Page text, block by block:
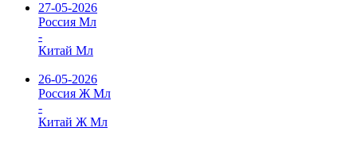
27-05-2026
Россия Мл
-
Китай Мл
26-05-2026
Россия Ж Мл
-
Китай Ж Мл